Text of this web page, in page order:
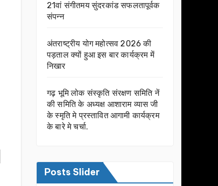
21वां संगीतमय सुंदरकांड सफलतापूर्वक
संपन्न
अंतराष्ट्रीय योग महोत्सव 2026 की
पड़ताल क्यों हुआ इस बार कार्यक्रम में
निखार
गढ़ भूमि लोक संस्कृति संरक्षण समिति नें
की समिति के अध्यक्ष आशाराम व्यास जी
के स्मृति मे प्रस्तावित आगामी कार्यक्रम
के बारे मे चर्चा.
Posts Slider